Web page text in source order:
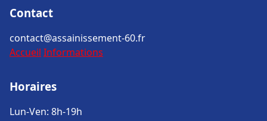
Contact
contact@assainissement-60.fr
Accueil Informations
Horaires
Lun-Ven: 8h-19h